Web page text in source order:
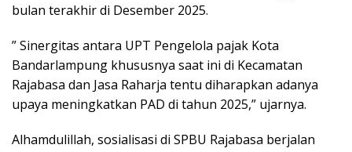
bulan terakhir di Desember 2025.
” Sinergitas antara UPT Pengelola pajak Kota
Bandarlampung khususnya saat ini di Kecamatan
Rajabasa dan Jasa Raharja tentu diharapkan adanya
upaya meningkatkan PAD di tahun 2025,” ujarnya.
Alhamdulillah, sosialisasi di SPBU Rajabasa berjalan